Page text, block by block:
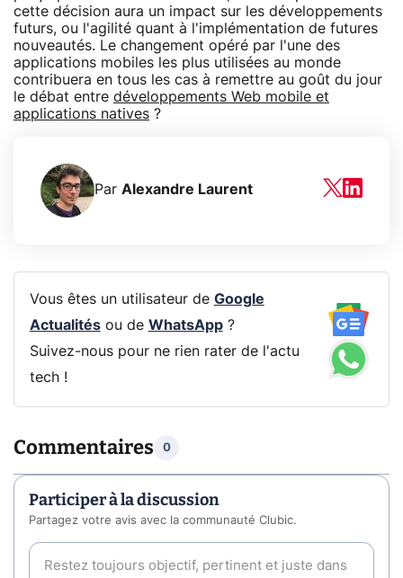
cette décision aura un impact sur les développements
futurs, ou l'agilité quant à l'implémentation de futures
nouveautés. Le changement opéré par l'une des
applications mobiles les plus utilisées au monde
contribuera en tous les cas à remettre au goût du jour
le débat entre développements Web mobile et
applications natives ?
Par Alexandre Laurent
Vous êtes un utilisateur de Google
Actualitésou de WhatsApp?
Suivez-nous pour ne rien rater de l'actu
tech !
Commentaires 0
Participer à la discussion
Partagez votre avis avec la communauté Clubic.